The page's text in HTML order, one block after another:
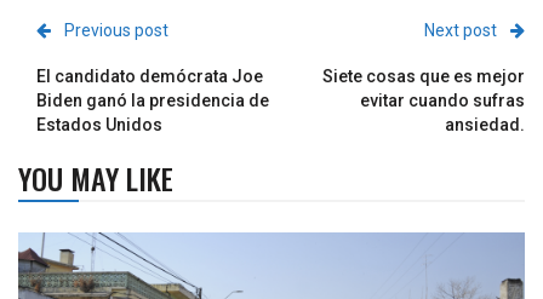
Previous post
El candidato demócrata Joe
Biden ganó la presidencia de
Estados Unidos
Next post
Siete cosas que es mejor
evitar cuando sufras
ansiedad.
YOU MAY LIKE